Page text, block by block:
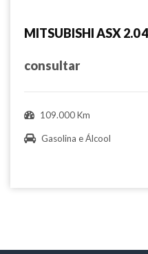
MITSUBISHI ASX 2.0
consultar
109.000 Km
Gasolina e Álcool